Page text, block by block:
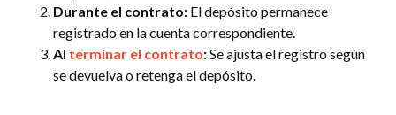
Durante el contrato: El depósito permanece
registrado en la cuenta correspondiente.
Al terminar el contrato:Se ajusta el registro según
se devuelva o retenga el depósito.